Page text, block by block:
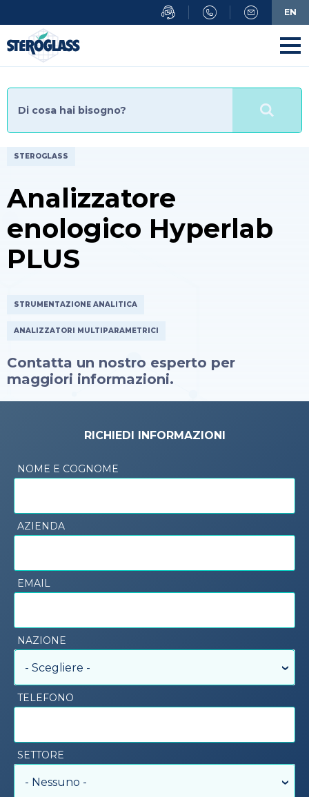
al
contenuto
principale
STEROGLASS
Analizzatore
enologico Hyperlab
PLUS
STRUMENTAZIONE ANALITICA
ANALIZZATORI MULTIPARAMETRICI
Contatta un nostro esperto per
maggiori informazioni.
RICHIEDI INFORMAZIONI
NOME E COGNOME
AZIENDA
EMAIL
NAZIONE
- Scegliere -
TELEFONO
SETTORE
- Nessuno -
EN